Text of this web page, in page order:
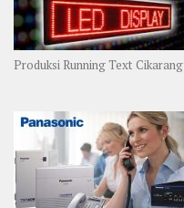
Produksi Running Text Cikarang